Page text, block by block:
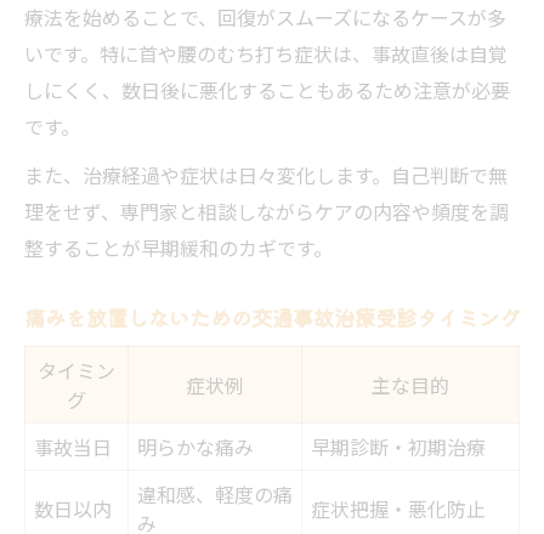
療法を始めることで、回復がスムーズになるケースが多
いです。特に首や腰のむち打ち症状は、事故直後は自覚
しにくく、数日後に悪化することもあるため注意が必要
です。
また、治療経過や症状は日々変化します。自己判断で無
理をせず、専門家と相談しながらケアの内容や頻度を調
整することが早期緩和のカギです。
痛みを放置しないための交通事故治療受診タイミング
タイミン
グ
症状例 主な目的
事故当日 明らかな痛み 早期診断・初期治療
数日以内
違和感、軽度の痛
み
症状把握・悪化防止